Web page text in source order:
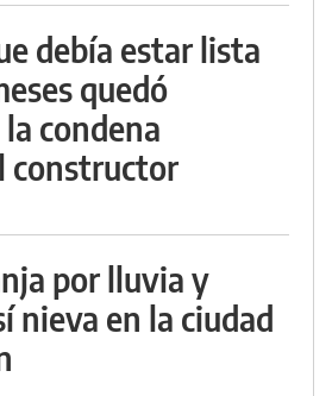
debía estar lista
quedó
condena
constructor
por lluvia y
nieva en la ciudad